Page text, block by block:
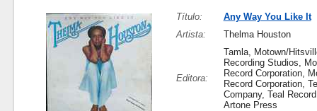
Título:
Any Way You Like It
Artista:
Thelma Houston
Editora:
Tamla, Motown/
Recording Studios,
Record Corporation,
Record Corporation,
Company, Teal
Artone Press